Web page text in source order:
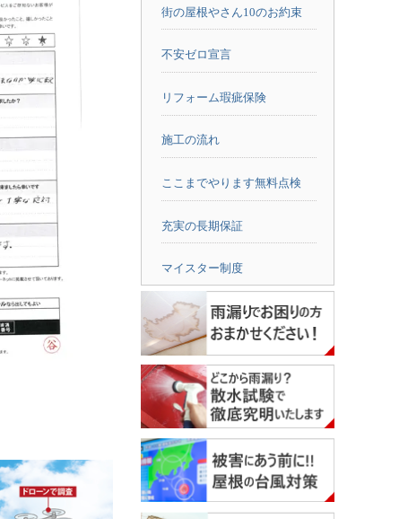
街の屋根やさん10のお約束
不安ゼロ宣言
リフォーム瑕疵保険
施工の流れ
ここまでやります無料点検
充実の長期保証
マイスター制度